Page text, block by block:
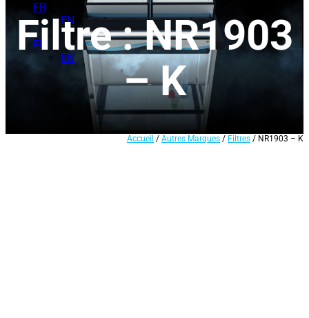
FR
EN
FR
EN
Filtre : NR1903
– K
Accueil / Autres Marques / Filtres / NR1903 – K